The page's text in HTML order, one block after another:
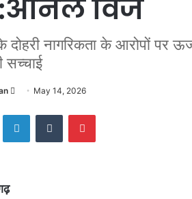
:अनिल विज
दोहरी नागरिकता के आरोपों पर
सच्चाई
Send
email
May 14, 2026
LinkedInTumblr Pinterest